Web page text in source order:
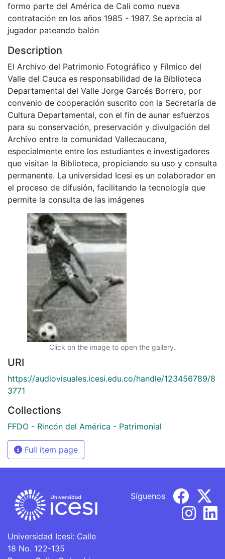
formo parte del América de Cali como nueva
contratación en los años 1985 - 1987. Se aprecia al
jugador pateando balón
Description
El Archivo del Patrimonio Fotográfico y Fílmico del
Valle del Cauca es responsabilidad de la Biblioteca
Departamental del Valle Jorge Garcés Borrero, por
convenio de cooperación suscrito con la Secretaría de
Cultura Departamental, con el fin de aunar esfuerzos
para su conservación, preservación y divulgación del
Archivo entre la comunidad Vallecaucana,
especialmente entre los estudiantes e investigadores
que visitan la Biblioteca, propiciando su uso y consulta
permanente. La universidad Icesi es un colaborador en
el proceso de difusión, facilitando la tecnología que
permite la consulta de las imágenes
Click on the image to open the gallery.
URI
https://audiovisuales.icesi.edu.co/handle/123456789/8
3771
Collections
FFDO - Rincón del América - Patrimonial
Full item page
Universidad Icesi: Calle
18 No. 122-135
Síguenos